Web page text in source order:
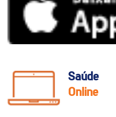
Saúde
Online